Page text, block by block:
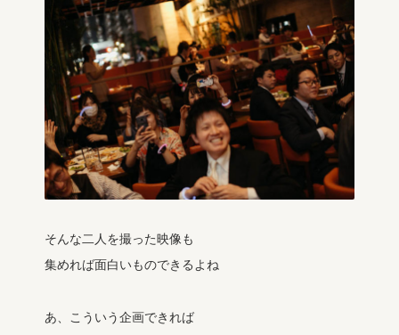
そんな二人を撮った映像も
集めれば面白いものできるよね
あ、こういう企画できれば